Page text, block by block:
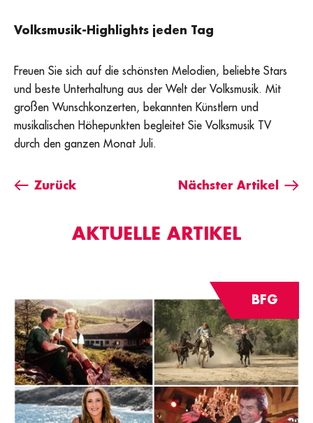
Volksmusik-Highlights jeden Tag
Freuen Sie sich auf die schönsten Melodien, beliebte Stars
und beste Unterhaltung aus der Welt der Volksmusik. Mit
großen Wunschkonzerten, bekannten Künstlern und
musikalischen Höhepunkten begleitet Sie Volksmusik TV
durch den ganzen Monat Juli.
Zurück Nächster Artikel
AKTUELLE ARTIKEL
BFG